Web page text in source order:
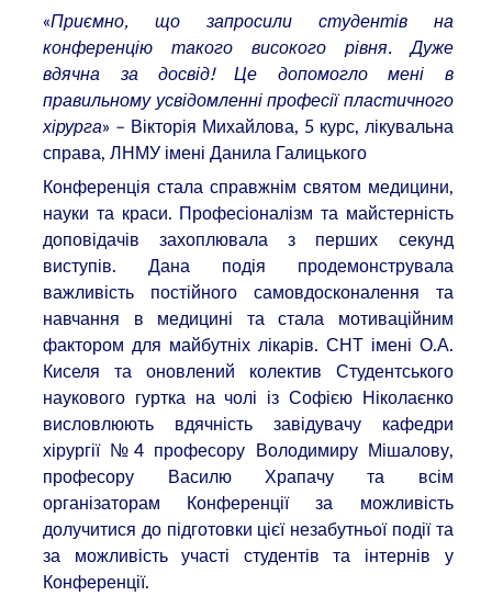
«Приємно, що запросили студентів на
конференцію такого високого рівня. Дуже
вдячна за досвід! Це допомогло мені в
правильному усвідомленні професії пластичного
хірурга» – Вікторія Михайлова, 5 курс, лікувальна
справа, ЛНМУ імені Данила Галицького
Конференція стала справжнім святом медицини,
науки та краси. Професіоналізм та майстерність
доповідачів захоплювала з перших секунд
виступів. Дана подія продемонструвала
важливість постійного самовдосконалення та
навчання в медицині та стала мотиваційним
фактором для майбутніх лікарів. СНТ імені О.А.
Киселя та оновлений колектив Студентського
наукового гуртка на чолі із Софією Ніколаєнко
висловлюють вдячність завідувачу кафедри
хірургії №4 професору Володимиру Мішалову,
професору Василю Храпачу та всім
організаторам Конференції за можливість
долучитися до підготовки цієї незабутньої події та
за можливість участі студентів та інтернів у
Конференції.